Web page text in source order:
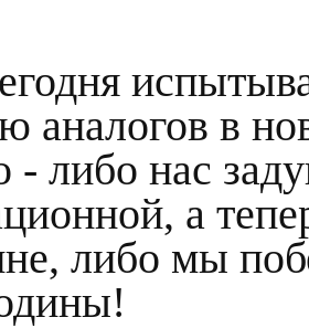
в
- либо нас
а
либо мы